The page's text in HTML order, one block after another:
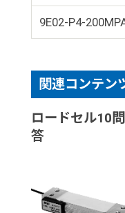
9E02-P4-
関連コンテン
ロードセル10
答